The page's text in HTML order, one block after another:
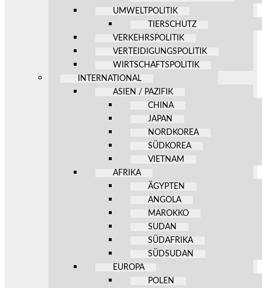
UMWELTPOLITIK
TIERSCHUTZ
VERKEHRSPOLITIK
VERTEIDIGUNGSPOLITIK
WIRTSCHAFTSPOLITIK
INTERNATIONAL
ASIEN / PAZIFIK
CHINA
JAPAN
NORDKOREA
SÜDKOREA
VIETNAM
AFRIKA
ÄGYPTEN
ANGOLA
MAROKKO
SUDAN
SÜDAFRIKA
SÜDSUDAN
EUROPA
POLEN